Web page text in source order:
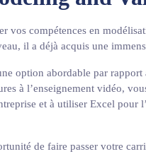
vos compétences en
il a déjà acquis une
option abordable par
à l’enseignement vidéo,
et à utiliser Excel pour
de faire passer votre